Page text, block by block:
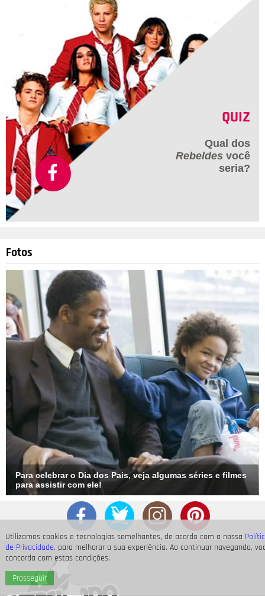
Utilizamos cookies e tecnologias semelhantes, de acordo com a nossa
de Privacidade, para melhorar a sua experiência. Ao continuar navegando,
concorda com estas condições.
Prosseguir
QUIZ
Qual dos
Rebeldes você
seria?
Fotos
Para celebrar o Dia dos Pais, veja algumas séries e filmes
para assistir com ele!